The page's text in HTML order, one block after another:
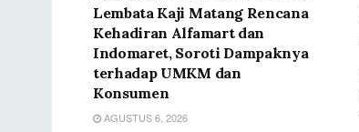
Lembata Kaji Matang Rencana
Kehadiran Alfamart dan
Indomaret, Soroti Dampaknya
terhadap UMKM dan
Konsumen
AGUSTUS 6, 2026